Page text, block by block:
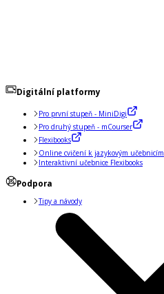
Digitální platformy
Pro první stupeň - MiniDigi
Pro druhý stupeň - mCourser
Flexibooks
Online cvičení k jazykovým učebnicím
Interaktivní učebnice Flexibooks
Podpora
Tipy a návody